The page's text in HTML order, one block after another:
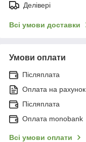
Делівері
Всі умови доставки
Умови оплати
Післяплата
Оплата на рахунок
Післяплата
Оплата monobank
Всі умови оплати